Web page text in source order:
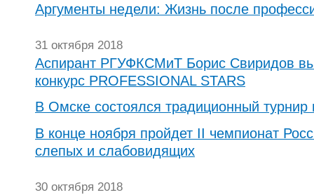
Аргументы недели: Жизнь после
31 октября 2018
Аспирант РГУФКСМиТ Борис Свиридов
конкурс PROFESSIONAL STARS
В Омске состоялся традиционный турнир
В конце ноября пройдет II чемпионат
слепых и слабовидящих
30 октября 2018